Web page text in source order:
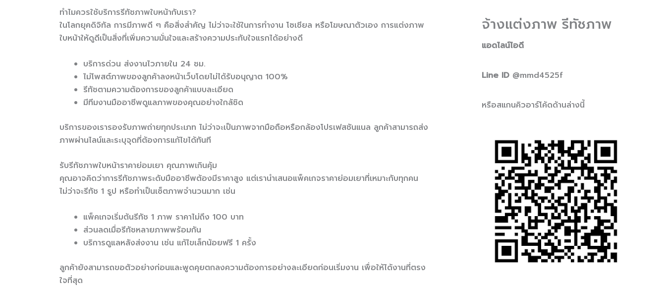
ทำไมควรใช้บริการรีทัชภาพใบหน้ากับเรา?
ในโลกยุคดิจิทัล การมีภาพดี ๆ คือสิ่งสำคัญ ไม่ว่าจะใช้ในการทำงาน โซเชียล หรือโฆษณาตัวเอง การแต่งภาพ
ใบหน้าให้ดูดีเป็นสิ่งที่เพิ่มความมั่นใจและสร้างความประทับใจแรกได้อย่างดี
บริการด่วน ส่งงานไวภายใน 24 ชม.
ไม่โพสต์ภาพของลูกค้าลงหน้าเว็บโดยไม่ได้รับอนุญาต 100%
รีทัชตามความต้องการของลูกค้าแบบละเอียด
มีทีมงานมืออาชีพดูแลภาพของคุณอย่างใกล้ชิด
บริการของเรารองรับภาพถ่ายทุกประเภท ไม่ว่าจะเป็นภาพจากมือถือหรือกล้องโปรเฟสชันแนล ลูกค้าสามารถส่ง
ภาพผ่านไลน์และระบุจุดที่ต้องการแก้ไขได้ทันที
รับรีทัชภาพใบหน้าราคาย่อมเยา คุณภาพเกินคุ้ม
คุณอาจคิดว่าการรีทัชภาพระดับมืออาชีพต้องมีราคาสูง แต่เรานำเสนอแพ็คเกจราคาย่อมเยาที่เหมาะกับทุกคน
ไม่ว่าจะรีทัช 1 รูป หรือทำเป็นเซ็ตภาพจำนวนมาก เช่น
แพ็คเกจเริ่มต้นรีทัช 1 ภาพ ราคาไม่ถึง 100 บาท
ส่วนลดเมื่อรีทัชหลายภาพพร้อมกัน
บริการดูแลหลังส่งงาน เช่น แก้ไขเล็กน้อยฟรี 1 ครั้ง
ลูกค้ายังสามารถขอตัวอย่างก่อนและพูดคุยตกลงความต้องการอย่างละเอียดก่อนเริ่มงาน เพื่อให้ได้งานที่ตรง
ใจที่สุด
จ้างแต่งภาพ รีทัชภาพ
แอดไลน์ไอดี
Line ID @mmd4525f
หรือสแกนคิวอาร์โค้ดด้านล่างนี้